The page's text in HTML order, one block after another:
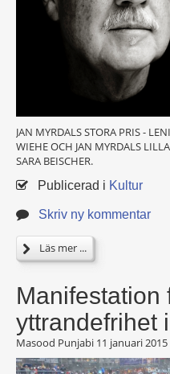
JAN MYRDALS STORA PRIS -
WIEHE OCH JAN MYRDALS
SARA BEISCHER.
Publicerad i Kultur
Skriv ny kommentar
Läs mer ...
Manifestation
yttrandefrihet
Masood Punjabi 11 januari 2015